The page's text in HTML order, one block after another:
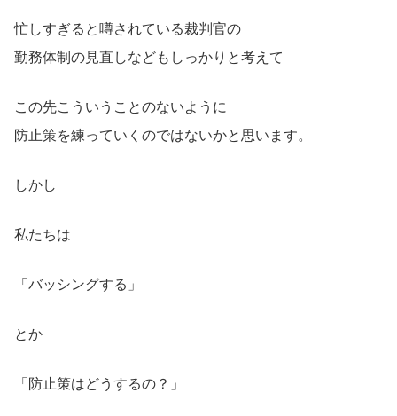
忙しすぎると噂されている裁判官の
勤務体制の見直しなどもしっかりと考えて
この先こういうことのないように
防止策を練っていくのではないかと思います。
しかし
私たちは
「バッシングする」
とか
「防止策はどうするの？」